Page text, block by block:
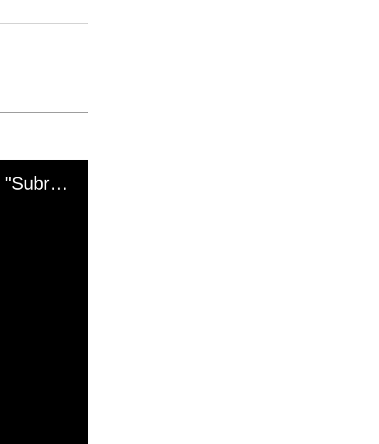
El mal momento de Yanina Gasañol con un hincha argentino en "Subrayado"